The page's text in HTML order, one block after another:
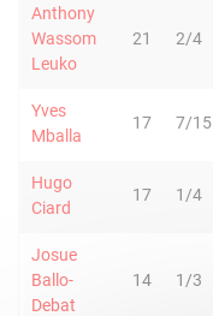
Anthony
Wassom
Leuko
21 2/4
Yves
Mballa
17 7/15
Hugo
Ciard
17 1/4
Josue
Ballo-
Debat
14 1/3